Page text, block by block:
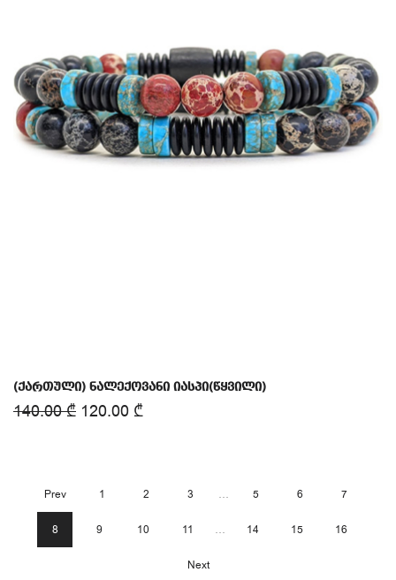
(ქართული) ნალექოვანი იასპი(წყვილი)
140.00₾ 120.00 ₾
Prev 1 2 3 … 5 6 7
8 9 10 11 … 14 15 16
Next